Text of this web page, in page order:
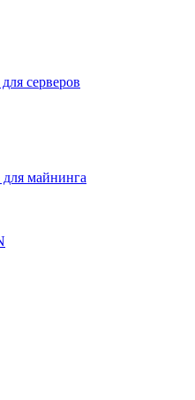
серверов
майнинга